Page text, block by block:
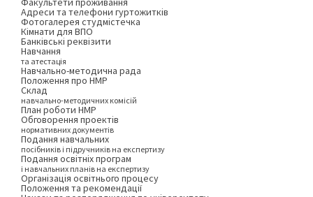
Адреси та телефони гуртожитків
Фотогалерея студмістечка
Кімнати для ВПО
Банківські реквізити
Навчання
та атестація
Навчально-методична рада
Положення про НМР
Склад
навчально-методичних комісій
План роботи НМР
Обговорення проектів
нормативних документів
Подання навчальних
посібників і підручників на експертизу
Подання освітніх програм
і навчальних планів на експертизу
Організація освітнього процесу
Положення та рекомендації